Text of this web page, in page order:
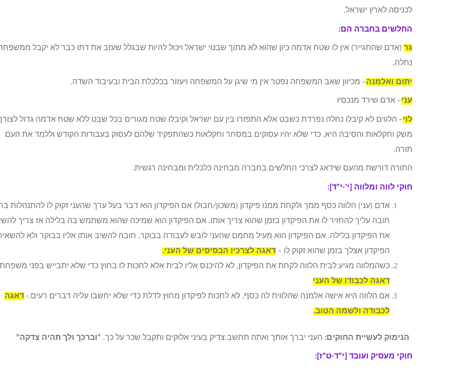
לכניסה לארץ ישראל.
החלשים בחברה הם:
גר (אדם שהתגייר) אין לו שטח אדמה כיון שהוא לא מתוך שבטי ישראל ויכול להיות שבגלל שעזב את דתו כבר לא יקבל
נחלה.
יתום ואלמנה– מכיוון שאב המשפחה נפטר אין מי שיגן על המשפחה ויעזור בכלכלת הבית ובעיבוד השדה.
עני– אדם שירד מנכסיו
לוי– הלווים לא קיבלו נחלה נפרדת כשבט אלא התפזרו בין עם ישראל וקיבלו שטח מגורים בכל שבט ללא שטח אדמה גדול
משק וחקלאות והסיבה היא, כדי שלא יהיו עסוקים במסחר וחקלאות כשהתפקיד שלהם לעסוק בעבודות הקודש וללמד את העם
תורה.
התורה דורשת מהעם שידאג לצרכי החלשים בחברה מבחינה כלכלית ומבחינה רגשית.
חוקי לווה ומלווה [י’-י”ד]:
אדם (עני) הלווה כסף ממך ולקחת ממנו פיקדון (משכון/חבול) אם הפיקדון הוא דבר בעל ערך שהעני זקוק לו להתנהלות
חובה עליך להחזיר לו את הפיקדון בזמן שהוא צריך אותו. אם הפיקדון הוא שמיכה שהוא משתמש בה בלילה אז צריך
את הפיקדון בלילה. אם הפיקדון הוא מעיל מחמם שהעני לובש לעבודה בבוקר, חובה להשיב אותו אליו בבוקר ולא
הפיקדון אצלך בזמן שהוא זקוק לו – דאגה לצרכיו הבסיסים של העני.
כשהמלווה מגיע לבית הלווה לקחת את הפיקדון, לא להיכנס אליו לבית אלא לחכות לו בחוץ כדי שלא יתבייש בפני
דאגה לכבודו של העני
אם הלווה היא אישה אלמנה שהלווית לה כסף, לא לחכות לפיקדון מחוץ לדלת כדי שלא יחשבו עליה דברים רעים.- דאגה
לכבודה ולשמה הטוב.
הנימוק לעשיית החוקים: העני יברך אותך ואתה תחשב צדיק בעיני אלוקים ותקבל שכר על כך. “וברכך ולך תהיה צדקה”
חוקי מעסיק ועובד [י”ד-ט”ז]: